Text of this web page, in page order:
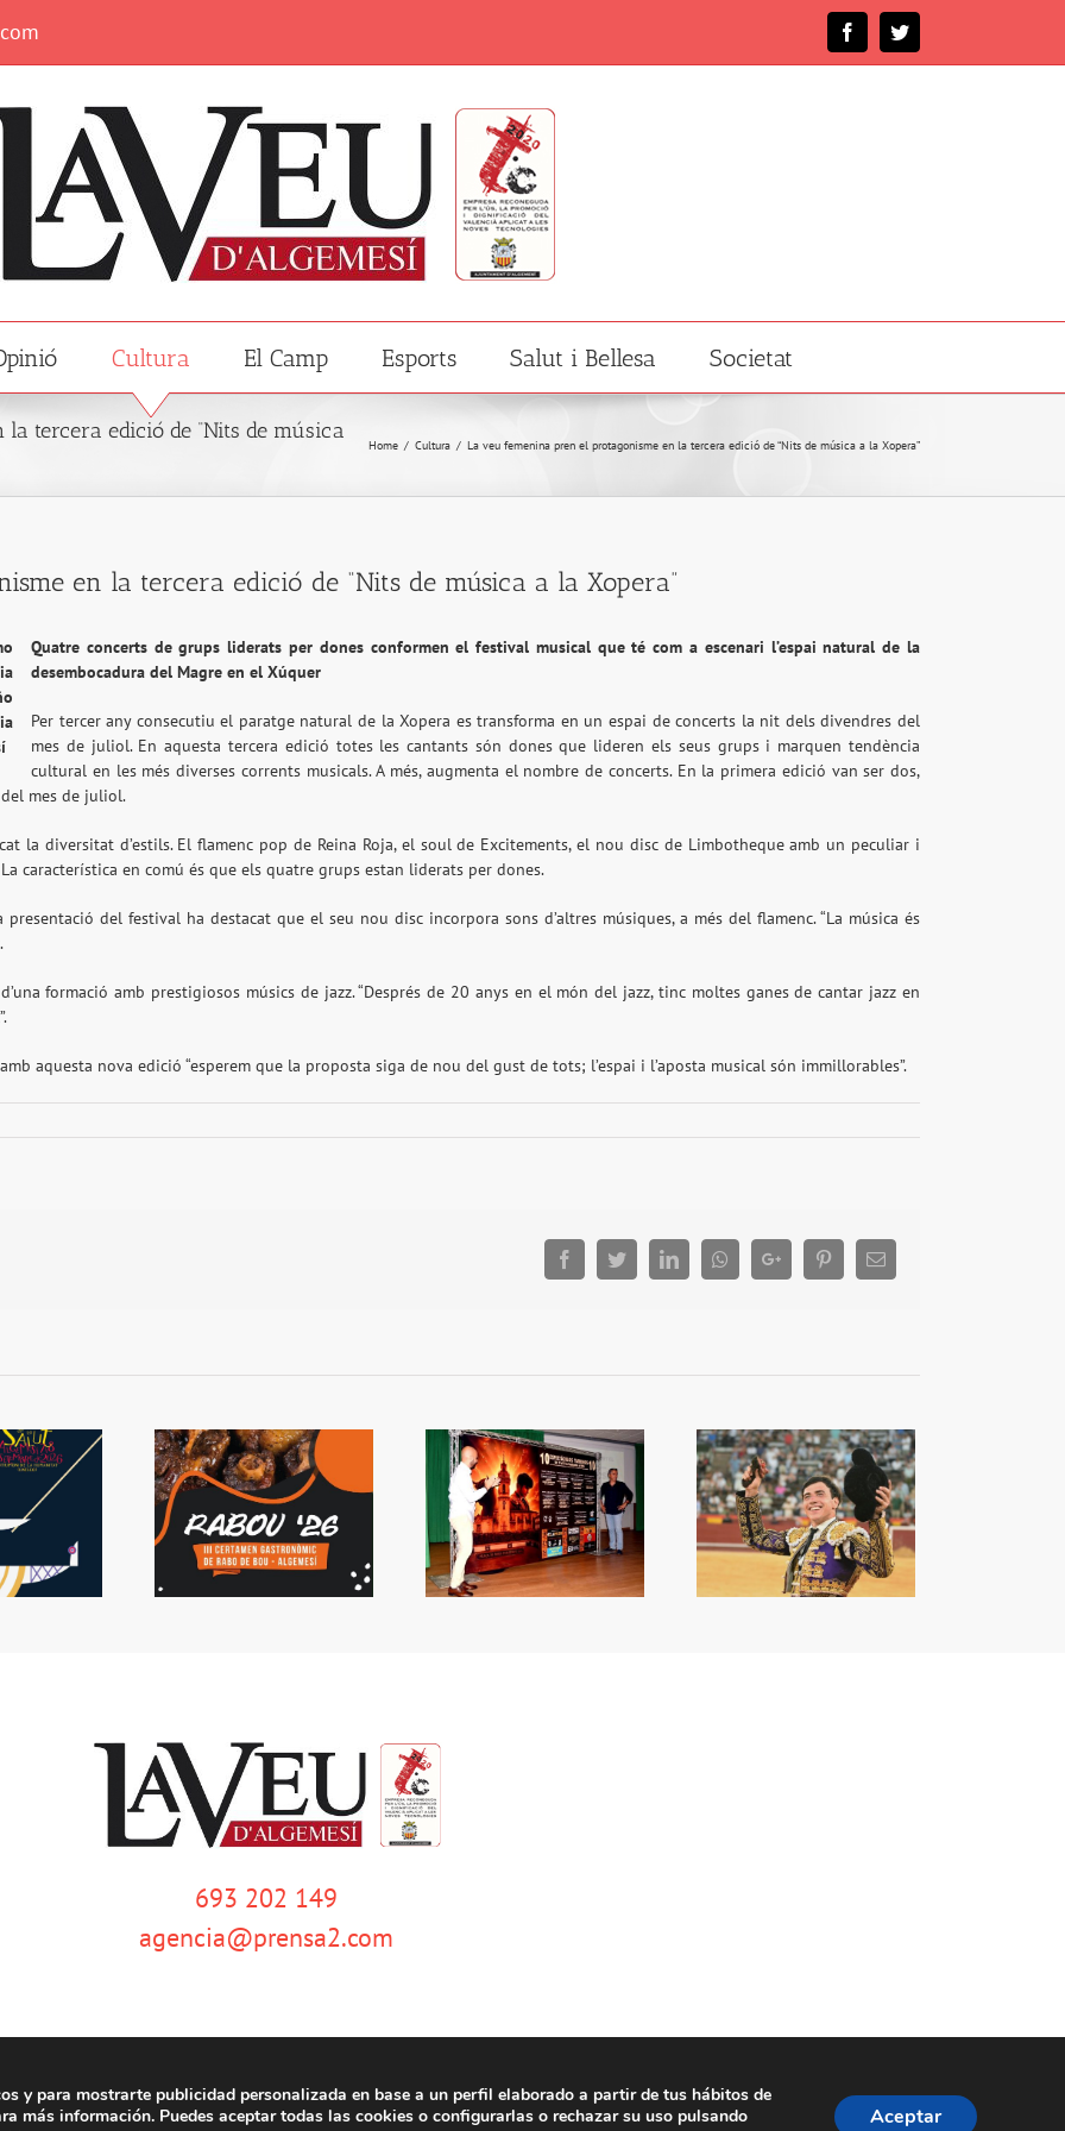
FacebookTwitter
Cultura El Camp Esports Salut i Bellesa Societat
tercera edició de “Nits de música
Home / Cultura / La veu femenina pren el protagonisme en la tercera edició de “Nits de música a la Xopera”
en la tercera edició de “Nits de música a la Xopera”
Quatre concerts de grups liderats per dones conformen el festival musical que té com a escenari l’espai natural de la
desembocadura del Magre en el Xúquer
Per tercer any consecutiu el paratge natural de la Xopera es transforma en un espai de concerts la nit dels divendres del
mes de juliol. En aquesta tercera edició totes les cantants són dones que lideren els seus grups i marquen tendència
cultural en les més diverses corrents musicals. A més, augmenta el nombre de concerts. En la primera edició van ser dos,
mes de juliol.
la diversitat d’estils. El flamenc pop de Reina Roja, el soul de Excitements, el nou disc de Limbotheque amb un peculiar i
característica en comú és que els quatre grups estan liderats per dones.
del festival ha destacat que el seu nou disc incorpora sons d’altres músiques, a més del flamenc. “La música és
formació amb prestigiosos músics de jazz. “Després de 20 anys en el món del jazz, tinc moltes ganes de cantar jazz en
aquesta nova edició “esperem que la proposta siga de nou del gust de tots; l’espai i l’aposta musical són immillorables”.
FacebookTwitterLinkedInWhatsappGoogle+ PinterestEmail
tornarà a
Algemesí
Presentada la Setmana
de Bous
La capacitat de Nek
sorprén a València
693 202 149
agencia@prensa2.com
| Tots els drets reservats |Aviso legal|Política de privacidad|Política de cookies| Dissenyat pertecniwebs
y para mostrarte publicidad personalizada en base a un perfil elaborado a partir de tus hábitos de
más información. Puedes aceptar todas las cookies o configurarlas o rechazar su uso pulsando
Aceptar